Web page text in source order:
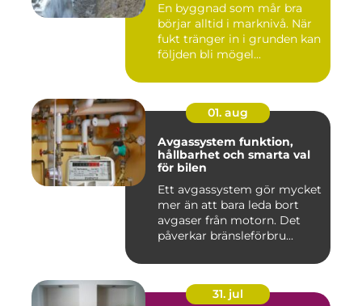
En byggnad som mår bra
börjar alltid i marknivå. När
fukt tränger in i grunden kan
följden bli mögel...
01. aug
Avgassystem funktion,
hållbarhet och smarta val
för bilen
Ett avgassystem gör mycket
mer än att bara leda bort
avgaser från motorn. Det
påverkar bränsleförbru...
31. jul